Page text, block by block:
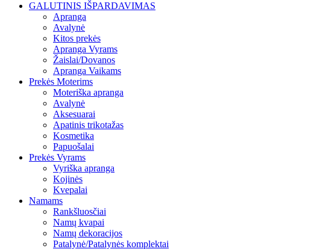
GALUTINIS IŠPARDAVIMAS
Apranga
Avalynė
Kitos prekės
Apranga Vyrams
Žaislai/Dovanos
Apranga Vaikams
Prekės Moterims
Moteriška apranga
Avalynė
Aksesuarai
Apatinis trikotažas
Kosmetika
Papuošalai
Prekės Vyrams
Vyriška apranga
Kojinės
Kvepalai
Namams
Rankšluosčiai
Namų kvapai
Namų dekoracijos
Patalynė/Patalynės komplektai